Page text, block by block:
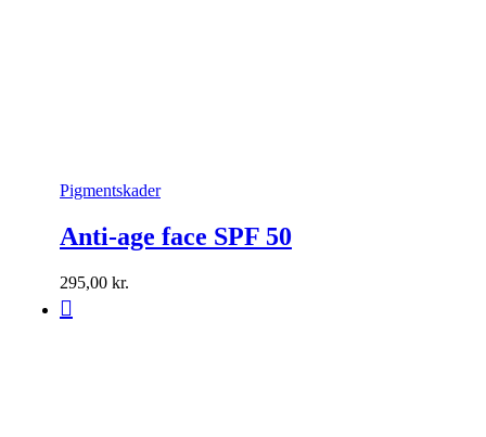
Pigmentskader
Anti-age face SPF 50
295,00 kr.